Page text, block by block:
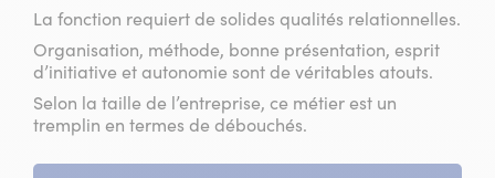
La fonction requiert de solides qualités relationnelles.
Organisation, méthode, bonne présentation, esprit
d’initiative et autonomie sont de véritables atouts.
Selon la taille de l’entreprise, ce métier est un
tremplin en termes de débouchés.